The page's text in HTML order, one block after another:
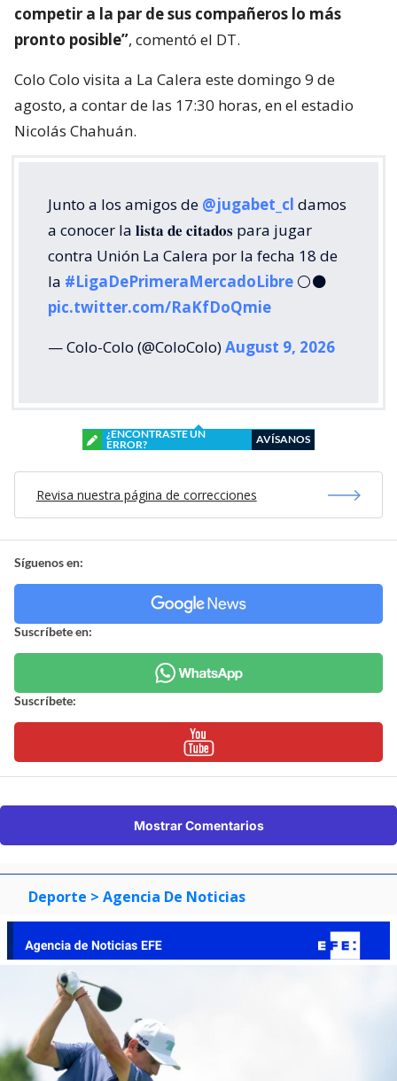
competir a la par de sus compañeros lo más
pronto posible”, comentó el DT.
Colo Colo visita a La Calera este domingo 9 de
agosto, a contar de las 17:30 horas, en el estadio
Nicolás Chahuán.
Junto a los amigos de @jugabet_cl damos
a conocer la 𝐥𝐢𝐬𝐭𝐚 𝐝𝐞 𝐜𝐢𝐭𝐚𝐝𝐨𝐬 para jugar
contra Unión La Calera por la fecha 18 de
la #LigaDePrimeraMercadoLibre ⚪⚫
pic.twitter.com/RaKfDoQmie
— Colo-Colo (@ColoColo)August 9, 2026
¿ENCONTRASTE UN
ERROR?
AVÍSANOS
Revisa nuestra página de correcciones
Síguenos en:
Suscríbete en:
Suscríbete:
Mostrar Comentarios
Deporte > Agencia De Noticias